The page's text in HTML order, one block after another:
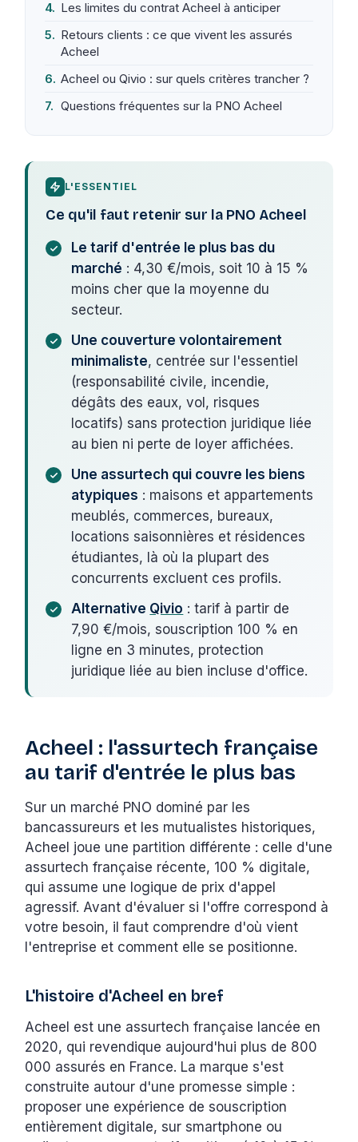
Les limites du contrat Acheel à anticiper
Retours clients : ce que vivent les assurés
Acheel
Acheel ou Qivio : sur quels critères trancher ?
Questions fréquentes sur la PNO Acheel
L'ESSENTIEL
Ce qu'il faut retenir sur la PNO Acheel
Le tarif d'entrée le plus bas du
marché : 4,30 €/mois, soit 10 à 15 %
moins cher que la moyenne du
secteur.
Une couverture volontairement
minimaliste, centrée sur l'essentiel
(responsabilité civile, incendie,
dégâts des eaux, vol, risques
locatifs) sans protection juridique liée
au bien ni perte de loyer affichées.
Une assurtech qui couvre les biens
atypiques : maisons et appartements
meublés, commerces, bureaux,
locations saisonnières et résidences
étudiantes, là où la plupart des
concurrents excluent ces profils.
Alternative Qivio : tarif à partir de
7,90 €/mois, souscription 100 % en
ligne en 3 minutes, protection
juridique liée au bien incluse d'office.
Acheel : l'assurtech française
au tarif d'entrée le plus bas
Sur un marché PNO dominé par les
bancassureurs et les mutualistes historiques,
Acheel joue une partition différente : celle d'une
assurtech française récente, 100 % digitale,
qui assume une logique de prix d'appel
agressif. Avant d'évaluer si l'offre correspond à
votre besoin, il faut comprendre d'où vient
l'entreprise et comment elle se positionne.
L'histoire d'Acheel en bref
Acheel est une assurtech française lancée en
2020, qui revendique aujourd'hui plus de 800
000 assurés en France. La marque s'est
construite autour d'une promesse simple :
proposer une expérience de souscription
entièrement digitale, sur smartphone ou